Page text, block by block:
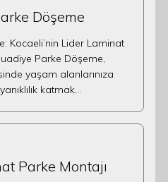
Döşeme
Kocaeli’nin Lider Laminat
Parke Döşeme,
yaşam alanlarınıza
katmak…
Parke Montajı